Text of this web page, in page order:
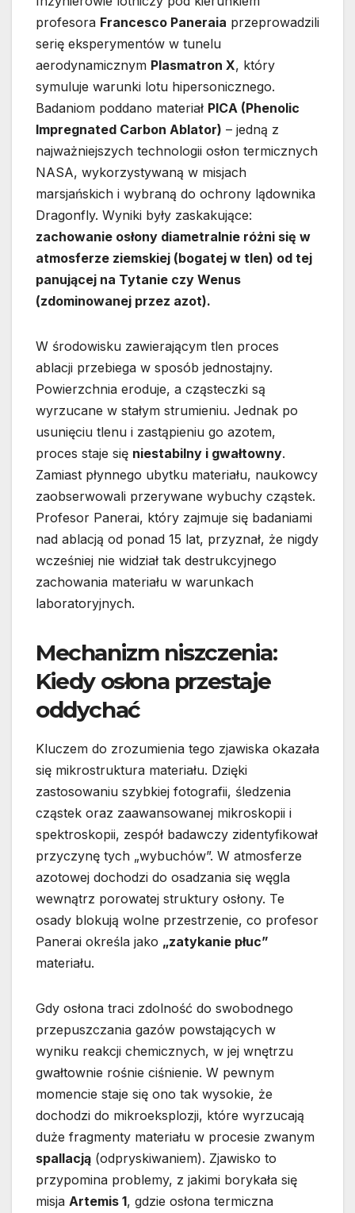
profesora Francesco Paneraia przeprowadzili
serię eksperymentów w tunelu
aerodynamicznym Plasmatron X, który
symuluje warunki lotu hipersonicznego.
Badaniom poddano materiał PICA (Phenolic
Impregnated Carbon Ablator) – jedną z
najważniejszych technologii osłon termicznych
NASA, wykorzystywaną w misjach
marsjańskich i wybraną do ochrony lądownika
Dragonfly. Wyniki były zaskakujące:
zachowanie osłony diametralnie różni się w
atmosferze ziemskiej (bogatej w tlen) od tej
panującej na Tytanie czy Wenus
(zdominowanej przez azot).
W środowisku zawierającym tlen proces
ablacji przebiega w sposób jednostajny.
Powierzchnia eroduje, a cząsteczki są
wyrzucane w stałym strumieniu. Jednak po
usunięciu tlenu i zastąpieniu go azotem,
proces staje się niestabilny i gwałtowny.
Zamiast płynnego ubytku materiału, naukowcy
zaobserwowali przerywane wybuchy cząstek.
Profesor Panerai, który zajmuje się badaniami
nad ablacją od ponad 15 lat, przyznał, że nigdy
wcześniej nie widział tak destrukcyjnego
zachowania materiału w warunkach
laboratoryjnych.
Mechanizm niszczenia:
Kiedy osłona przestaje
oddychać
Kluczem do zrozumienia tego zjawiska okazała
się mikrostruktura materiału. Dzięki
zastosowaniu szybkiej fotografii, śledzenia
cząstek oraz zaawansowanej mikroskopii i
spektroskopii, zespół badawczy zidentyfikował
przyczynę tych „wybuchów”. W atmosferze
azotowej dochodzi do osadzania się węgla
wewnątrz porowatej struktury osłony. Te
osady blokują wolne przestrzenie, co profesor
Panerai określa jako „zatykanie płuc”
materiału.
Gdy osłona traci zdolność do swobodnego
przepuszczania gazów powstających w
wyniku reakcji chemicznych, w jej wnętrzu
gwałtownie rośnie ciśnienie. W pewnym
momencie staje się ono tak wysokie, że
dochodzi do mikroeksplozji, które wyrzucają
duże fragmenty materiału w procesie zwanym
spallacją (odpryskiwaniem). Zjawisko to
przypomina problemy, z jakimi borykała się
misja Artemis 1, gdzie osłona termiczna